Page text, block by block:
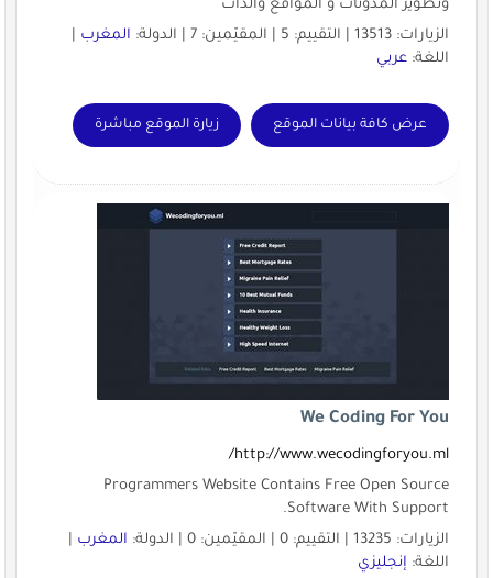
وتطوير المدونات و المواقع والذات
الزيارات: 13513 | التقييم: 5 | المقيّمين: 7 | الدولة:
المغرب|
اللغة: عربي
عرض كافة بيانات الموقع زيارة الموقع مباشرة
We Coding For You
http://www.wecodingforyou.ml/
Programmers Website Contains Free Open Source
Software With Support.
الزيارات: 13235 | التقييم: 0 | المقيّمين: 0 | الدولة:
المغرب|
اللغة: إنجليزي